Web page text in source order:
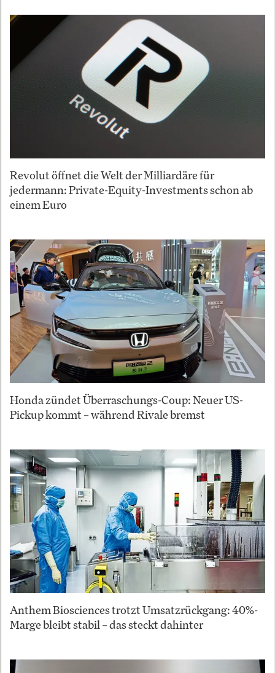
Revolut öffnet die Welt der Milliardäre für
jedermann: Private-Equity-Investments schon ab
einem Euro
Honda zündet Überraschungs-Coup: Neuer US-
Pickup kommt – während Rivale bremst
Anthem Biosciences trotzt Umsatzrückgang: 40%-
Marge bleibt stabil – das steckt dahinter